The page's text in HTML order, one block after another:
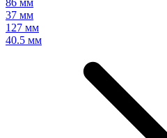
86 мм
37 мм
127 мм
40.5 мм